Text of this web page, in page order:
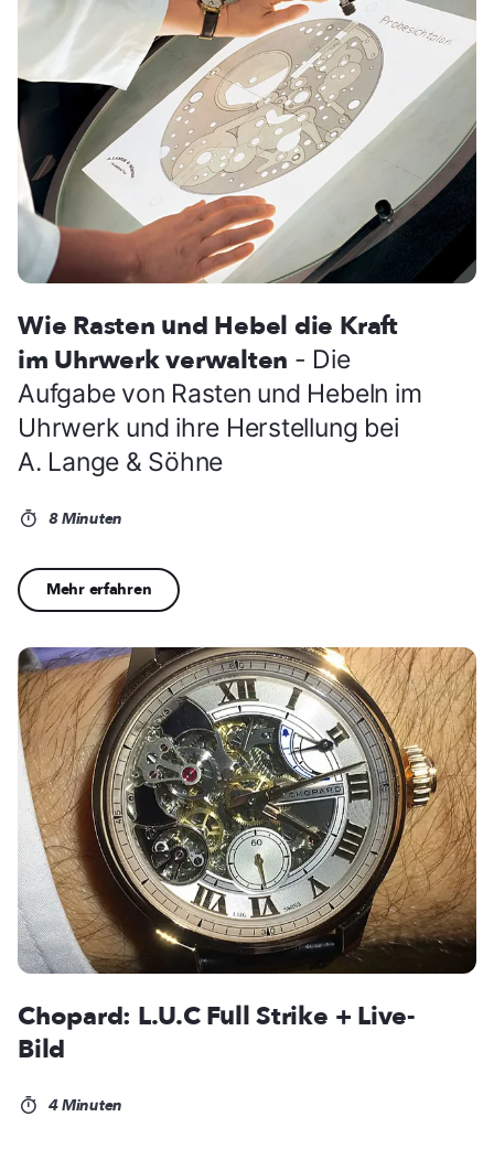
Wie Rasten und Hebel die Kraft
im Uhrwerk verwalten - Die
Aufgabe von Rasten und Hebeln im
Uhrwerk und ihre Herstellung bei
A. Lange & Söhne
8 Minuten
Mehr erfahren
Chopard: L.U.C Full Strike + Live-
Bild
4 Minuten